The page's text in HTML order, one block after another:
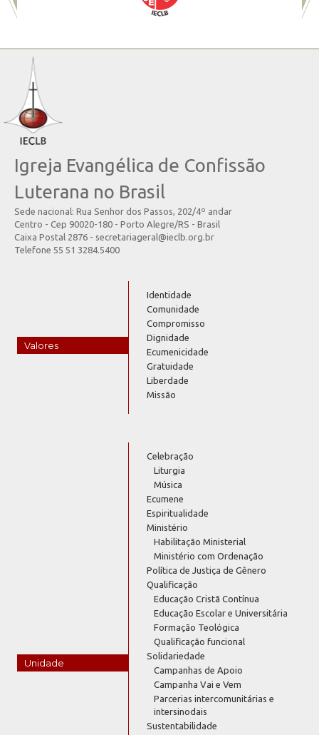
Igreja Evangélica de Confissão
Luterana no Brasil
Sede nacional: Rua Senhor dos Passos, 202/4º andar
Centro - Cep 90020-180 - Porto Alegre/RS - Brasil
Caixa Postal 2876 - secretariageral@ieclb.org.br
Telefone 55 51 3284.5400
Valores
Identidade
Comunidade
Compromisso
Dignidade
Ecumenicidade
Gratuidade
Liberdade
Missão
Unidade
Celebração
Liturgia
Música
Ecumene
Espiritualidade
Ministério
Habilitação Ministerial
Ministério com Ordenação
Política de Justiça de Gênero
Qualificação
Educação Cristã Contínua
Educação Escolar e Universitária
Formação Teológica
Qualificação funcional
Solidariedade
Campanhas de Apoio
Campanha Vai e Vem
Parcerias intercomunitárias e
intersinodais
Sustentabilidade